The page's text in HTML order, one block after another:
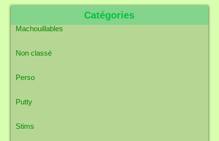
Catégories
Machouillables
Non classé
Perso
Putty
Stims